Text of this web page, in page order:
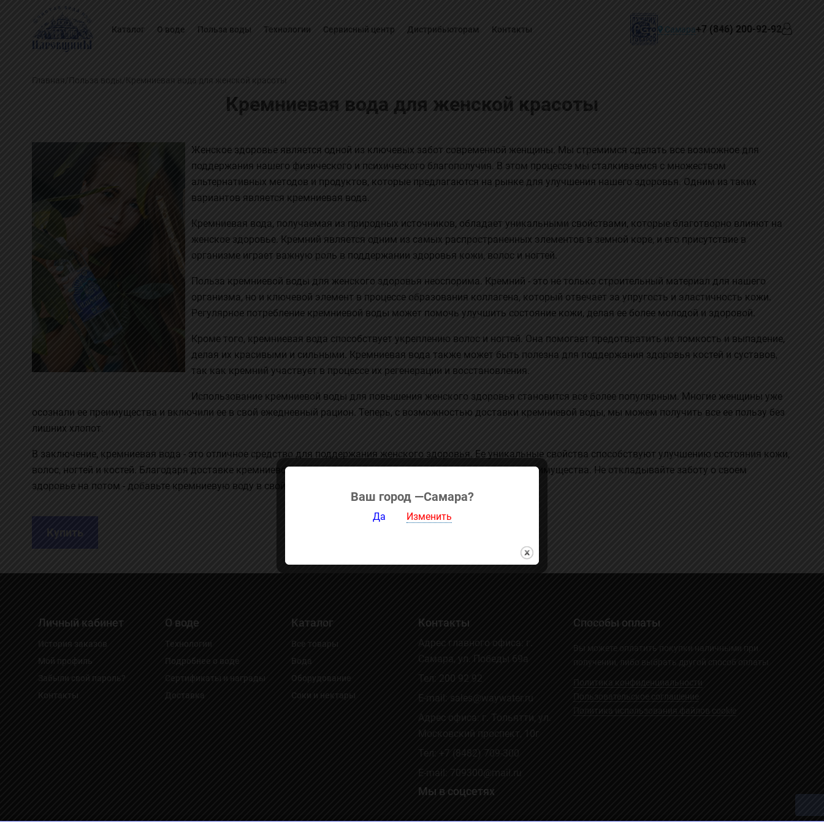
Каталог О воде Польза воды Технологии Сервисный центр Дистрибьюторам Контакты Самара+7 (846) 200-92-92
Главная/ Польза воды / Кремниевая вода для женской красоты
Кремниевая вода для женской красоты
Женское здоровье является одной из ключевых забот современной женщины. Мы стремимся сделать все возможное для
поддержания нашего физического и психического благополучия. В этом процессе мы сталкиваемся с множеством
альтернативных методов и продуктов, которые предлагаются на рынке для улучшения нашего здоровья. Одним из таких
вариантов является кремниевая вода.
Кремниевая вода, получаемая из природных источников, обладает уникальными свойствами, которые благотворно влияют на
женское здоровье. Кремний является одним из самых распространенных элементов в земной коре, и его присутствие в
организме играет важную роль в поддержании здоровья кожи, волос и ногтей.
Польза кремниевой воды для женского здоровья неоспорима. Кремний - это не только строительный материал для нашего
организма, но и ключевой элемент в процессе образования коллагена, который отвечает за упругость и эластичность кожи.
Регулярное потребление кремниевой воды может помочь улучшить состояние кожи, делая ее более молодой и здоровой.
Кроме того, кремниевая вода способствует укреплению волос и ногтей. Она помогает предотвратить их ломкость и выпадение,
делая их красивыми и сильными. Кремниевая вода также может быть полезна для поддержания здоровья костей и суставов,
так как кремний участвует в процессе их регенерации и восстановления.
Использование кремниевой воды для повышения женского здоровья становится все более популярным. Многие женщины уже
осознали ее преимущества и включили ее в свой ежедневный рацион. Теперь, с возможностью доставки кремниевой воды, мы можем получить все ее пользу без
лишних хлопот.
В заключение, кремниевая вода - это отличное средство для поддержания женского здоровья. Ее уникальные свойства способствуют улучшению состояния кожи,
волос, ногтей и костей. Благодаря доставке кремниевой воды, мы можем легко и удобно получить все ее преимущества. Не откладывайте заботу о своем
здоровье на потом - добавьте кремниевую воду в свой рацион уже сегодня!
Купить
Личный кабинет
История заказов
Мой профиль
Забыли свой пароль?
Контакты
О воде
Технологии
Подробнее о воде
Сертификаты и награды
Доставка
Каталог
Все товары
Вода
Оборудование
Соки и нектары
Контакты
Адрес главного офиса: г.
Самара, ул. Победы 69а
Тел: 200 92 92
E-mail: sales@waywater.ru
Адрес офиса: г. Тольятти, ул.
Московский проспект, 10г
Тел:
+7 (8482) 709-300
E-mail: 709300@mail.ru
Мы в соцсетях
Способы оплаты
Вы можете оплатить покупки наличными при
получении, либо выбрать другой способ оплаты
Политика конфиденциальности
Пользовательское соглашение
Политика использования файлов cookie
Ваш город —Самара?
Да Изменить